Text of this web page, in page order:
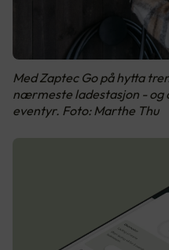
Med Zaptec Go på hytta
nærmeste ladestasjon - og
eventyr. Foto: Marthe Thu